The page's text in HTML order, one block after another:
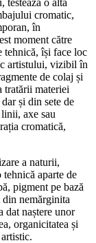
cromatic,
în
moment către
tehnică, își face loc
artistului, vizibil în
de colaj și
tratării materiei
și din sete de
axe sau
cromatică,
a naturii,
aparte de
pigment pe bază
nemărginita
dat naștere unor
organicitatea și